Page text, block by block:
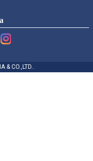
& CO.,LTD..